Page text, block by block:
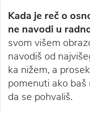
Kada je reč o
ne navodi u
svom višem
navodiš od
ka nižem, a
pomenuti ako
da se pohvališ.